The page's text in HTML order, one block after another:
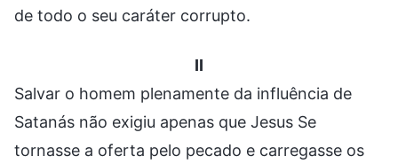
de todo o seu caráter corrupto.
II
Salvar o homem plenamente da influência de
Satanás não exigiu apenas que Jesus Se
tornasse a oferta pelo pecado e carregasse os